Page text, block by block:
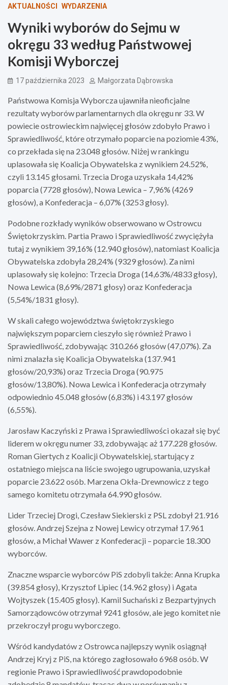
AKTUALNOŚCI WYDARZENIA
Wyniki wyborów do Sejmu w
okręgu 33 według Państwowej
Komisji Wyborczej
17 października 2023 Małgorzata Dąbrowska
Państwowa Komisja Wyborcza ujawniła nieoficjalne
rezultaty wyborów parlamentarnych dla okręgu nr 33. W
powiecie ostrowieckim najwięcej głosów zdobyło Prawo i
Sprawiedliwość, które otrzymało poparcie na poziomie 43%,
co przekłada się na 23.048 głosów. Niżej w rankingu
uplasowała się Koalicja Obywatelska z wynikiem 24.52%,
czyli 13.145 głosami. Trzecia Droga uzyskała 14,42%
poparcia (7728 głosów), Nowa Lewica – 7,96% (4269
głosów), a Konfederacja – 6,07% (3253 głosy).
Podobne rozkłady wyników obserwowano w Ostrowcu
Świętokrzyskim. Partia Prawo i Sprawiedliwość zwyciężyła
tutaj z wynikiem 39,16% (12.940 głosów), natomiast Koalicja
Obywatelska zdobyła 28,24% (9329 głosów). Za nimi
uplasowały się kolejno: Trzecia Droga (14,63%/4833 głosy),
Nowa Lewica (8,69%/2871 głosy) oraz Konfederacja
(5,54%/1831 głosy).
W skali całego województwa świętokrzyskiego
największym poparciem cieszyło się również Prawo i
Sprawiedliwość, zdobywając 310.266 głosów (47,07%). Za
nimi znalazła się Koalicja Obywatelska (137.941
głosów/20,93%) oraz Trzecia Droga (90.975
głosów/13,80%). Nowa Lewica i Konfederacja otrzymały
odpowiednio 45.048 głosów (6,83%) i 43.197 głosów
(6,55%).
Jarosław Kaczyński z Prawa i Sprawiedliwości okazał się być
liderem w okręgu numer 33, zdobywając aż 177.228 głosów.
Roman Giertych z Koalicji Obywatelskiej, startujący z
ostatniego miejsca na liście swojego ugrupowania, uzyskał
poparcie 23.622 osób. Marzena Okła-Drewnowicz z tego
samego komitetu otrzymała 64.990 głosów.
Lider Trzeciej Drogi, Czesław Siekierski z PSL zdobył 21.916
głosów. Andrzej Szejna z Nowej Lewicy otrzymał 17.961
głosów, a Michał Wawer z Konfederacji – poparcie 18.300
wyborców.
Znaczne wsparcie wyborców PiS zdobyli także: Anna Krupka
(39.854 głosy), Krzysztof Lipiec (14.962 głosy) i Agata
Wojtyszek (15.405 głosy). Kamil Suchański z Bezpartyjnych
Samorządowców otrzymał 9241 głosów, ale jego komitet nie
przekroczył progu wyborczego.
Wśród kandydatów z Ostrowca najlepszy wynik osiągnął
Andrzej Kryj z PiS, na którego zagłosowało 6968 osób. W
regionie Prawo i Sprawiedliwość prawdopodobnie